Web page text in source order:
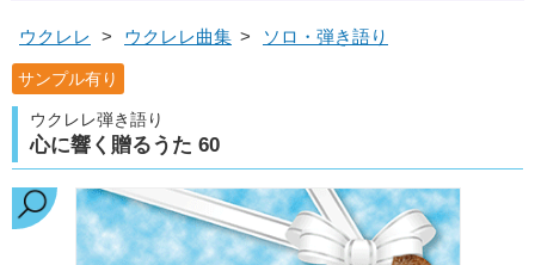
ウクレレ > ウクレレ曲集 > ソロ・弾き語り
サンプル有り
ウクレレ弾き語り
心に響く贈るうた 60